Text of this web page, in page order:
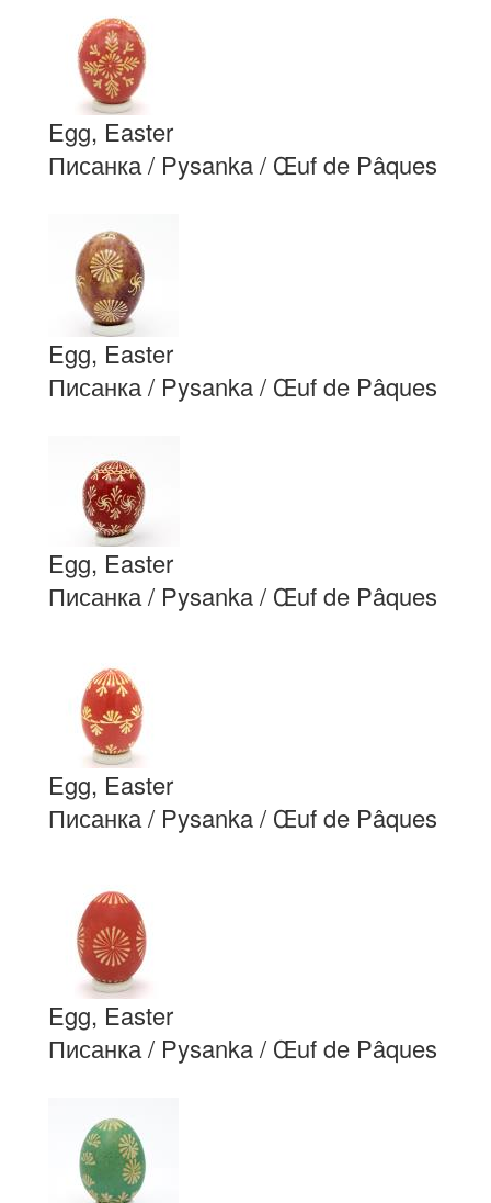
Egg, Easter
Писанка / Pysanka / Œuf de Pâques
Egg, Easter
Писанка / Pysanka / Œuf de Pâques
Egg, Easter
Писанка / Pysanka / Œuf de Pâques
Egg, Easter
Писанка / Pysanka / Œuf de Pâques
Egg, Easter
Писанка / Pysanka / Œuf de Pâques